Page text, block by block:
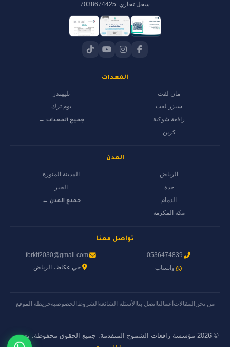
سجل تجاري: 7038674425
المعدات
مان لفت
سيزر لفت
رافعة شوكية
كرين
تليهندر
بوم ترك
جميع المعدات ←
المدن
الرياض
جدة
الدمام
مكة المكرمة
المدينة المنورة
الخبر
جميع المدن ←
تواصل معنا
0536474839
واتساب
forkif2030@gmail.com
حي عكاظ، الرياض
من نحنالمقالات أعمالنااتصل بناالأسئلة الشائعةالشروط الخصوصيةخريطة الموقع
© 2026 مؤسسة رافعات الشموخ المتقدمة. جميع الحقوق محفوظة. تصميم